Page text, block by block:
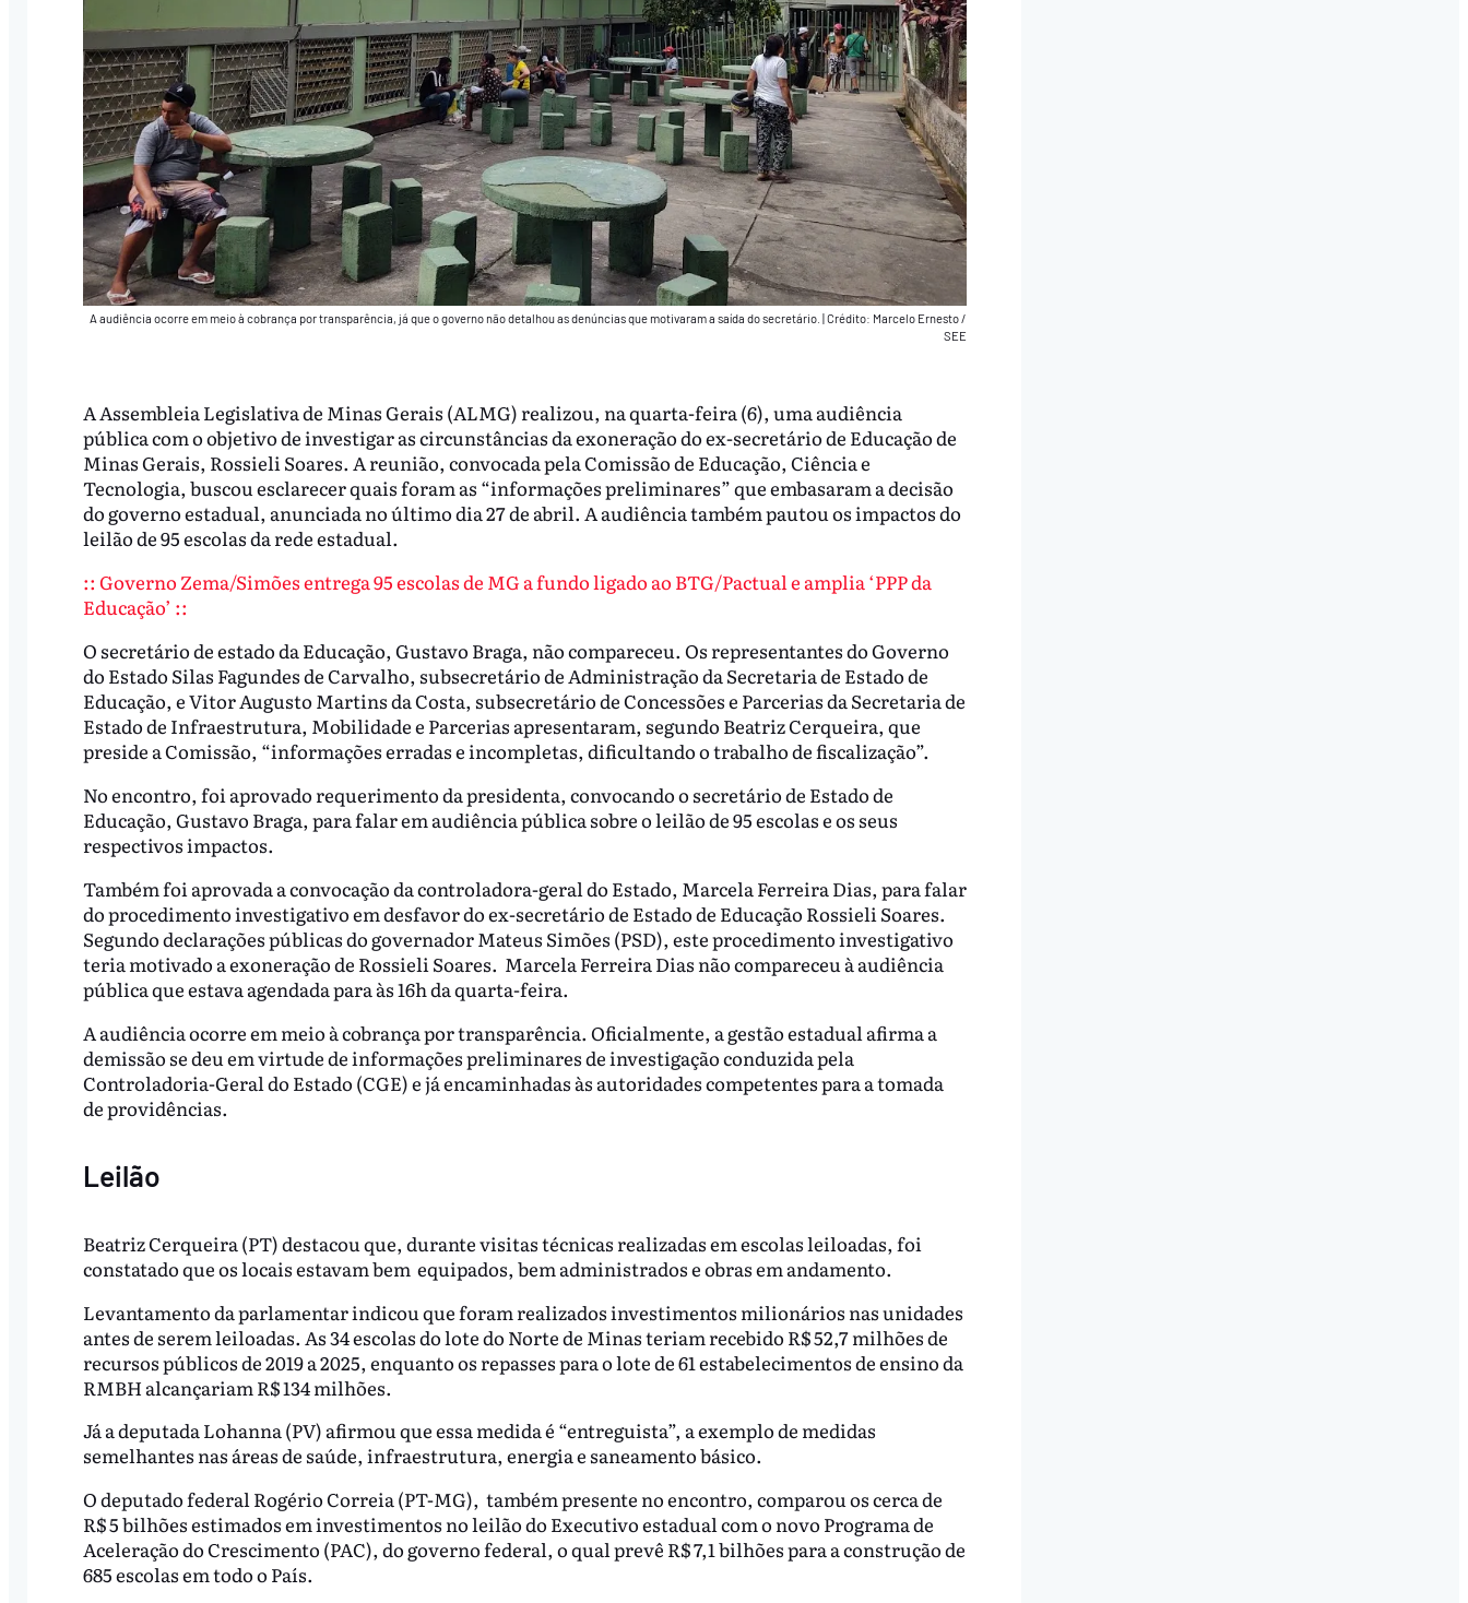
A audiência ocorre em meio à cobrança por transparência, já que o governo não detalhou as denúncias que motivaram a saída do secretário. |Crédito: Marcelo Ernesto /
SEE
A Assembleia Legislativa de Minas Gerais (ALMG) realizou, na quarta-feira (6), uma audiência
pública com o objetivo de investigar as circunstâncias da exoneração do ex-secretário de Educação de
Minas Gerais, Rossieli Soares. A reunião, convocada pela Comissão de Educação, Ciência e
Tecnologia, buscou esclarecer quais foram as “informações preliminares” que embasaram a decisão
do governo estadual, anunciada no último dia 27 de abril. A audiência também pautou os impactos do
leilão de 95 escolas da rede estadual.
:: Governo Zema/Simões entrega 95 escolas de MG a fundo ligado ao BTG/Pactual e amplia ‘PPP da
Educação’ ::
O secretário de estado da Educação, Gustavo Braga, não compareceu. Os representantes do Governo
do Estado Silas Fagundes de Carvalho, subsecretário de Administração da Secretaria de Estado de
Educação, e Vitor Augusto Martins da Costa, subsecretário de Concessões e Parcerias da Secretaria de
Estado de Infraestrutura, Mobilidade e Parcerias apresentaram, segundo Beatriz Cerqueira, que
preside a Comissão, “informações erradas e incompletas, dificultando o trabalho de fiscalização”.
No encontro, foi aprovado requerimento da presidenta, convocando o secretário de Estado de
Educação, Gustavo Braga, para falar em audiência pública sobre o leilão de 95 escolas e os seus
respectivos impactos.
Também foi aprovada a convocação da controladora-geral do Estado, Marcela Ferreira Dias, para falar
do procedimento investigativo em desfavor do ex-secretário de Estado de Educação Rossieli Soares.
Segundo declarações públicas do governador Mateus Simões (PSD), este procedimento investigativo
teria motivado a exoneração de Rossieli Soares. Marcela Ferreira Dias não compareceu à audiência
pública que estava agendada para às 16h da quarta-feira.
A audiência ocorre em meio à cobrança por transparência. Oficialmente, a gestão estadual afirma a
demissão se deu em virtude de informações preliminares de investigação conduzida pela
Controladoria-Geral do Estado (CGE) e já encaminhadas às autoridades competentes para a tomada
de providências.
Leilão
Beatriz Cerqueira (PT) destacou que, durante visitas técnicas realizadas em escolas leiloadas, foi
constatado que os locais estavam bem equipados, bem administrados e obras em andamento.
Levantamento da parlamentar indicou que foram realizados investimentos milionários nas unidades
antes de serem leiloadas. As 34 escolas do lote do Norte de Minas teriam recebido R$ 52,7 milhões de
recursos públicos de 2019 a 2025, enquanto os repasses para o lote de 61 estabelecimentos de ensino da
RMBH alcançariam R$ 134 milhões.
Já a deputada Lohanna (PV) afirmou que essa medida é “entreguista”, a exemplo de medidas
semelhantes nas áreas de saúde, infraestrutura, energia e saneamento básico.
O deputado federal Rogério Correia (PT-MG), também presente no encontro, comparou os cerca de
R$ 5 bilhões estimados em investimentos no leilão do Executivo estadual com o novo Programa de
Aceleração do Crescimento (PAC), do governo federal, o qual prevê R$ 7,1 bilhões para a construção de
685 escolas em todo o País.